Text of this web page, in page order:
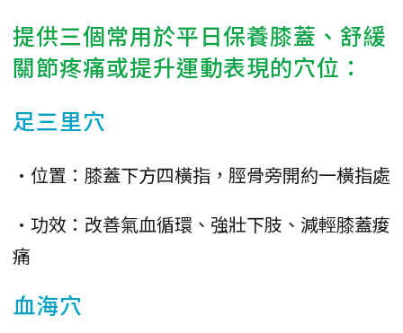
提供三個常用於平日保養膝蓋、舒緩
關節疼痛或提升運動表現的穴位：
足三里穴
•位置：膝蓋下方四橫指，脛骨旁開約一橫指處
•功效：改善氣血循環、強壯下肢、減輕膝蓋痠
痛
血海穴